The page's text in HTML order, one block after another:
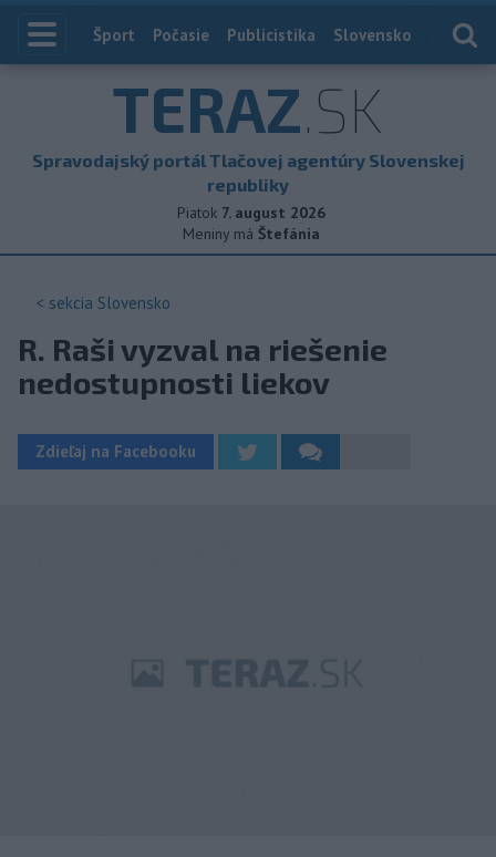
Index
Šport Počasie Publicistika Slovensko
TERAZ.SK
Spravodajský portál Tlačovej agentúry Slovenskej
republiky
Piatok 7. august 2026
Meniny má Štefánia
< sekcia Slovensko
R. Raši vyzval na riešenie
nedostupnosti liekov
Zdieľaj na Facebooku